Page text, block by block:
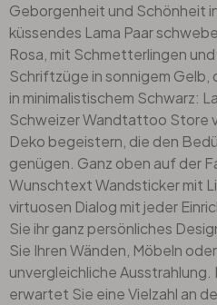
Geborgenheit und Schönheit
küssendes Lama Paar
Rosa, mit Schmetterlingen
Schriftzüge in sonnigem Gelb,
in minimalistischem Schwarz:
Schweizer Wandtattoo Store
Deko begeistern, die den
genügen. Ganz oben auf der
Wunschtext Wandsticker mit
virtuosen Dialog mit jeder
Sie ihr ganz persönliches
Sie Ihren Wänden, Möbeln
unvergleichliche
erwartet Sie eine Vielzahl an